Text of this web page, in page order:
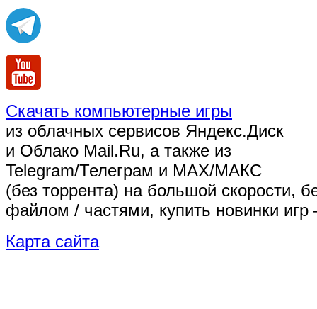
Скачать компьютерные игры
из облачных сервисов Яндекс.Диск
и Облако Mail.Ru, а также из
Telegram/Телеграм и MAX/МАКС
(без торрента) на большой скорости,
файлом / частями, купить новинки
Карта сайта